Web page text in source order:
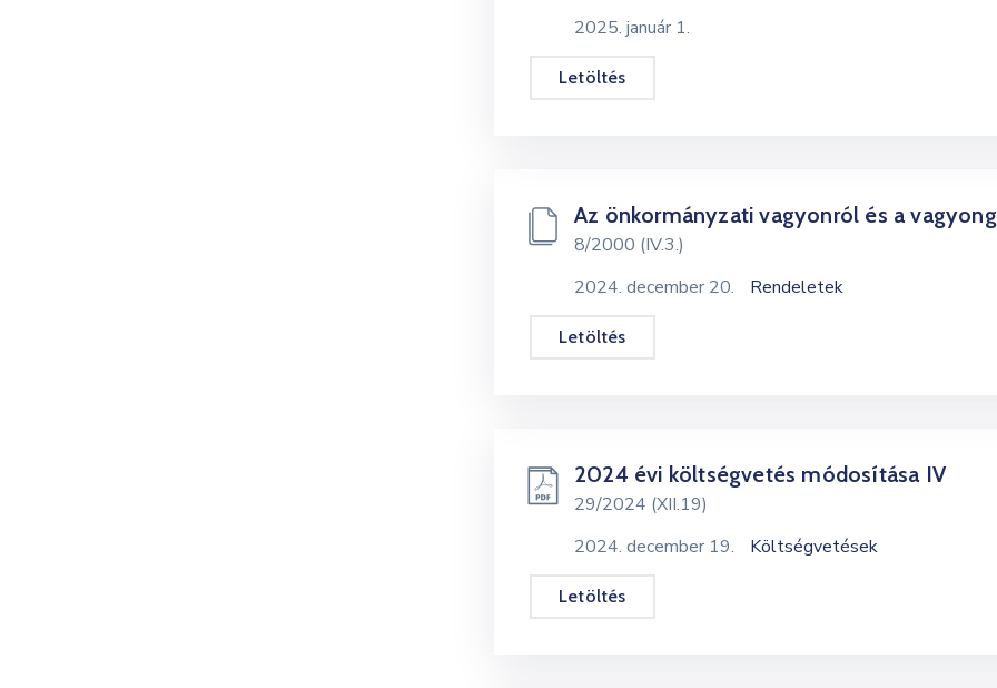
2025. január 1.
Letöltés
Az önkormányzati vagyonról és a
8/2000 (IV.3.)
2024. december 20.
Rendeletek
Letöltés
2024 évi költségvetés módosítása IV
29/2024 (XII.19)
2024. december 19.
Költségvetések
Letöltés